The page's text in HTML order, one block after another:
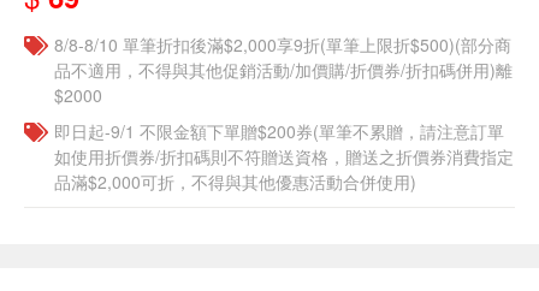
8/8-8/10 單筆折扣後滿$2,000享9折(單筆上限折$500)(部分商
品不適用，不得與其他促銷活動/加價購/折價券/折扣碼併用)離
$2000
即日起-9/1 不限金額下單贈$200券(單筆不累贈，請注意訂單
如使用折價券/折扣碼則不符贈送資格，贈送之折價券消費指定
品滿$2,000可折，不得與其他優惠活動合併使用)